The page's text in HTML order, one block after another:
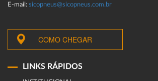
E-mail: sicopneus@sicopneus.com.br
COMO CHEGAR
LINKS RÁPIDOS